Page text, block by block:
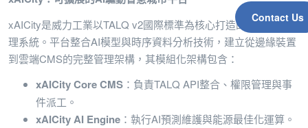
Contact Us
xAICity是威力工業以TALQ v2國際標準為核心打造的智慧城市管
理系統。平台整合AI模型與時序資料分析技術，建立從邊緣裝置
到雲端CMS的完整管理架構，其模組化架構包含：
xAICity Core CMS ：負責TALQ API整合、權限管理與事
件派工。
xAICity AI Engine ：執行AI預測維護與能源最佳化運算。